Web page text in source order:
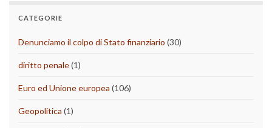
CATEGORIE
Denunciamo il colpo di Stato finanziario (30)
diritto penale(1)
Euro ed Unione europea (106)
Geopolitica (1)